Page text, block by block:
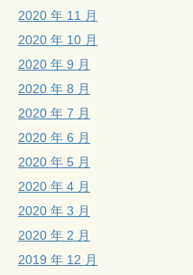
2020 年 11 月
2020 年 10 月
2020 年 9 月
2020 年 8 月
2020 年 7 月
2020 年 6 月
2020 年 5 月
2020 年 4 月
2020 年 3 月
2020 年 2 月
2019 年 12 月